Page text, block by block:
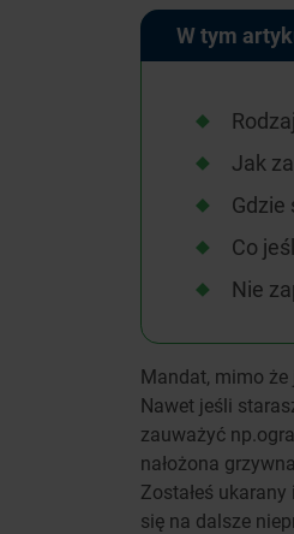
W tym
Jak
Gdzie
Co
Nie
Mandat, mimo że
Nawet jeśli
zauważyć
nałożona
Zostałeś
się na dalsze